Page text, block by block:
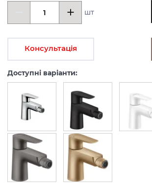
шт
Консультація
Доступні варіанти: